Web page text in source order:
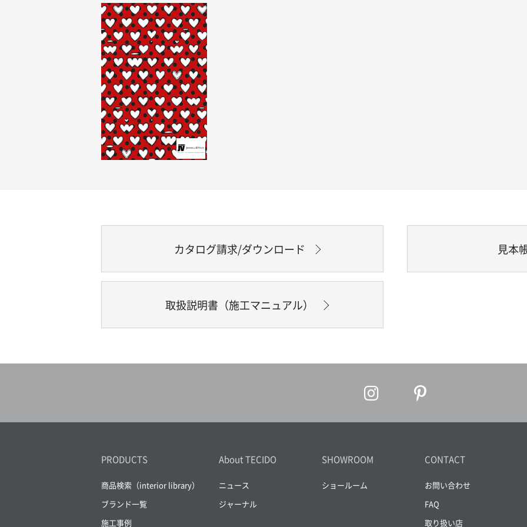
カタログ請求/ダウンロード 見本
取扱説明書（施工マニュアル）
PRODUCTS
商品検索（interior library）
ブランド一覧
施工事例
About TECIDO
ニュース
ジャーナル
SHOWROOM
ショールーム
CONTACT
お問い合わせ
FAQ
取り扱い店